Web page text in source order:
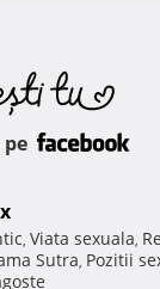
, Viata sexuala,
Sutra, Pozitii